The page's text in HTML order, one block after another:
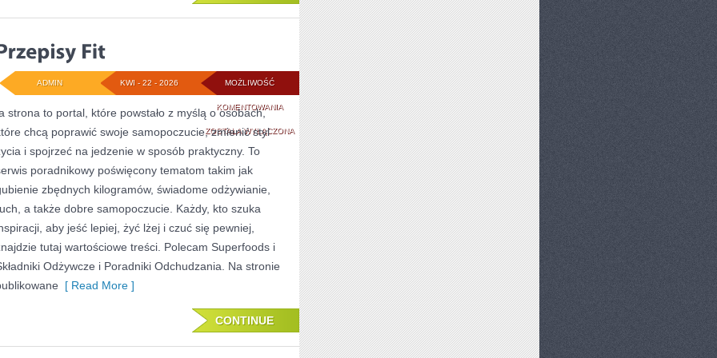
MOŻLIWOŚĆ
KOMENTOWANIAPRZEPISY
FIT
ZOSTAŁA WYŁĄCZONA
KWI - 22 - 2026
ADMIN
strona to portal, które powstało z myślą o osobach,
chcą poprawić swoje samopoczucie, zmienić styl
i spojrzeć na jedzenie w sposób praktyczny. To
poradnikowy poświęcony tematom takim jak
zbędnych kilogramów, świadome odżywianie,
a także dobre samopoczucie. Każdy, kto szuka
aby jeść lepiej, żyć lżej i czuć się pewniej,
tutaj wartościowe treści. Polecam Superfoods i
Odżywcze i Poradniki Odchudzania. Na stronie
[ Read More ]
CONTINUE